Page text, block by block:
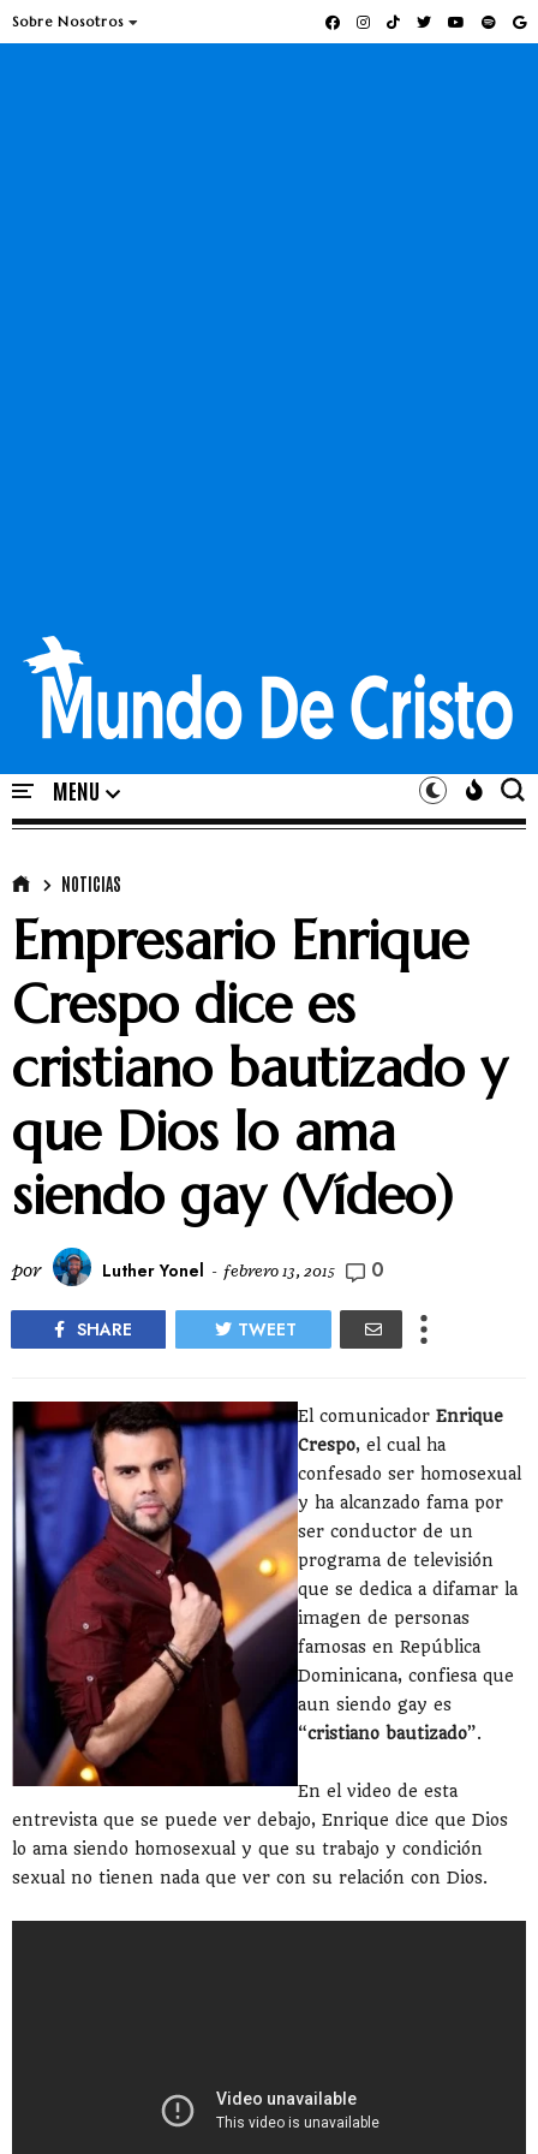
Sobre Nosotros
NOTICIAS
Empresario Enrique
Crespo dice es
cristiano bautizado y
que Dios lo ama
siendo gay (Vídeo)
por Luther Yonel - febrero 13, 2015 0
SHARE TWEET
El comunicador Enrique
Crespo, el cual ha
confesado ser homosexual
y ha alcanzado fama por
ser conductor de un
programa de televisión
que se dedica a difamar la
imagen de personas
famosas en República
Dominicana, confiesa que
aun siendo gay es
“cristiano bautizado”.
En el video de esta
entrevista que se puede ver debajo, Enrique dice que Dios
lo ama siendo homosexual y que su trabajo y condición
sexual no tienen nada que ver con su relación con Dios.